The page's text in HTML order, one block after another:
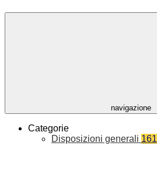
navigazione
Categorie
Disposizioni generali 161